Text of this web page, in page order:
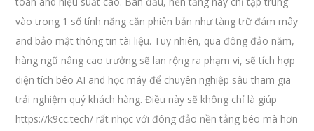
vào trong 1 số tính năng căn phiên bản như tàng trữ đám mây
and bảo mật thông tin tài liệu. Tuy nhiên, qua đông đảo năm,
hàng ngũ nâng cao trưởng sẽ lan rộng ra phạm vi, sẽ tích hợp
diện tích béo AI and học máy để chuyên nghiệp sâu tham gia
trải nghiệm quý khách hàng. Điều này sẽ không chỉ là giúp
https://k9cc.tech/ rất nhọc với đông đảo nền tảng béo mà hơn